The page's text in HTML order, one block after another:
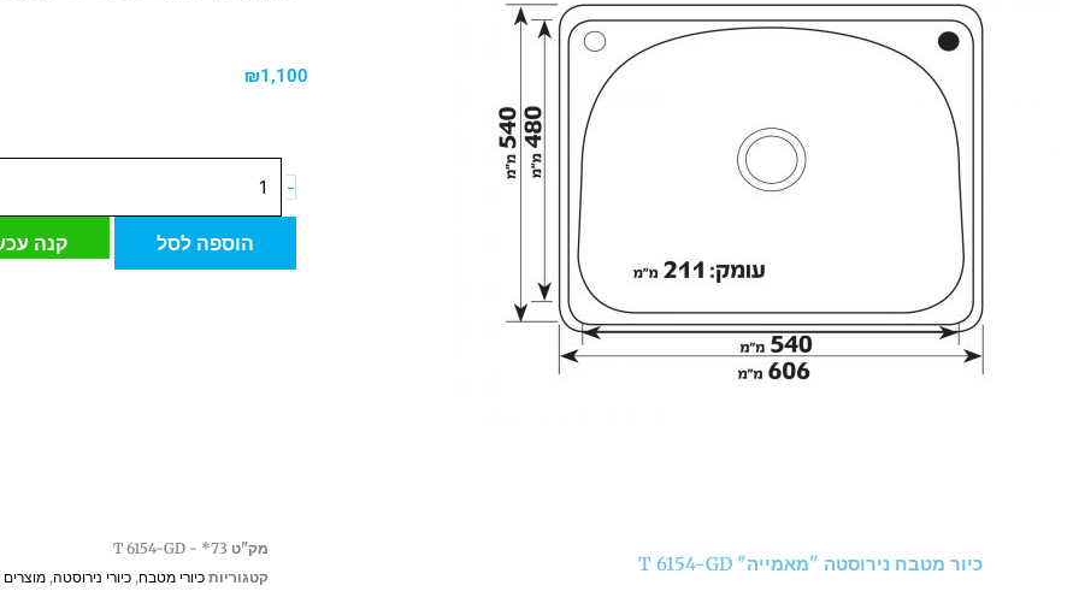
₪1,100
-
של
מטבח
הוספה לסל קנה
כיור מטבח נירוסטה "מאמייה" T 6154-GD
מק"ט 73* - T 6154-GD
קטגוריות כיורי מטבח,כיורי נירוסטה,